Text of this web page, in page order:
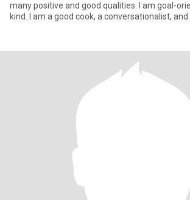
many positive and good qualities. I am goal-
kind. I am a good cook, a conversationalist,